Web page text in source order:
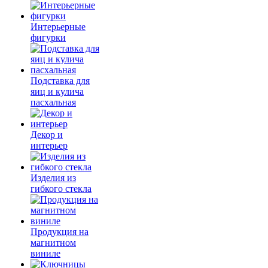
Интерьерные
фигурки
Подставка для
яиц и кулича
пасхальная
Декор и
интерьер
Изделия из
гибкого стекла
Продукция на
магнитном
виниле